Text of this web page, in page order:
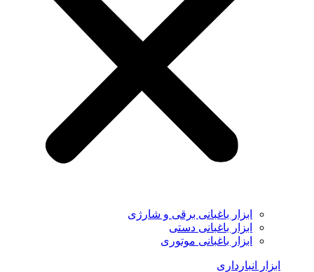
ابزار باغبانی برقی و شارژی
ابزار باغبانی دستی
ابزار باغبانی موتوری
ابزار انبارداری